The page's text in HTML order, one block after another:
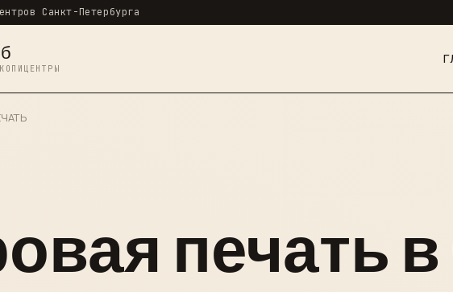
Санкт-Петербурга
печать